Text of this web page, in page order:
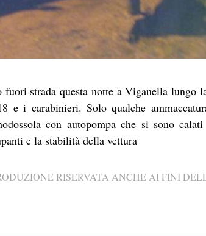
fuori strada questa notte a Viganella lungo
e i carabinieri. Solo qualche
con autopompa che si sono
e la stabilità della vettura
RISERVATA ANCHE AI FINI